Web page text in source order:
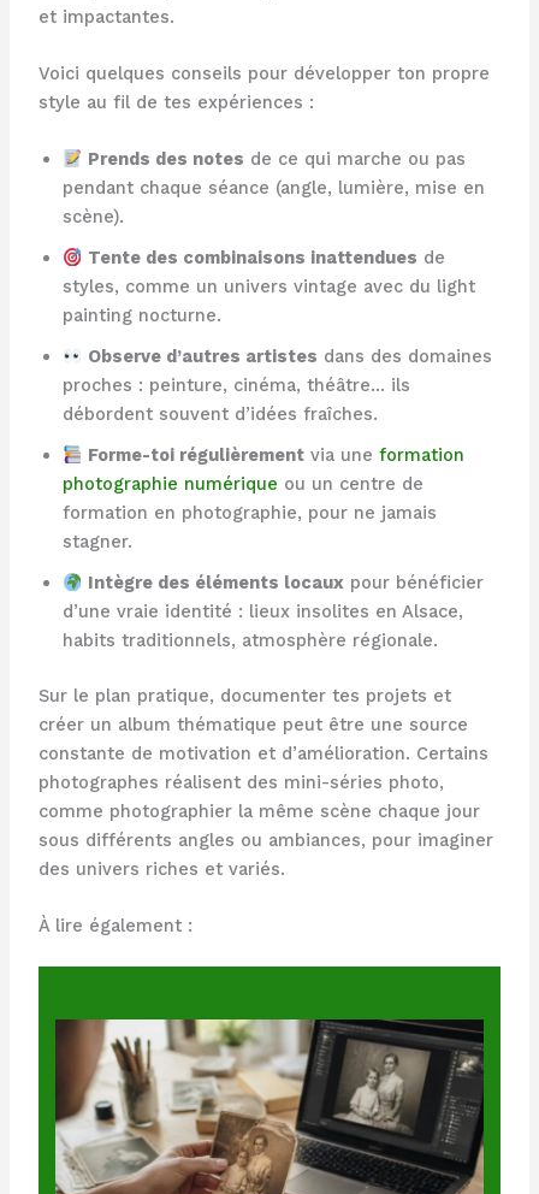
et impactantes.
Voici quelques conseils pour développer ton propre
style au fil de tes expériences :
Prends des notes de ce qui marche ou pas
pendant chaque séance (angle, lumière, mise en
scène).
Tente des combinaisons inattendues de
styles, comme un univers vintage avec du light
painting nocturne.
Observe d’autres artistes dans des domaines
proches : peinture, cinéma, théâtre… ils
débordent souvent d’idées fraîches.
Forme-toi régulièrement via uneformation
photographie numérique ou un centre de
formation en photographie, pour ne jamais
stagner.
Intègre des éléments locaux pour bénéficier
d’une vraie identité : lieux insolites en Alsace,
habits traditionnels, atmosphère régionale.
Sur le plan pratique, documenter tes projets et
créer un album thématique peut être une source
constante de motivation et d’amélioration. Certains
photographes réalisent des mini-séries photo,
comme photographier la même scène chaque jour
sous différents angles ou ambiances, pour imaginer
des univers riches et variés.
À lire également :